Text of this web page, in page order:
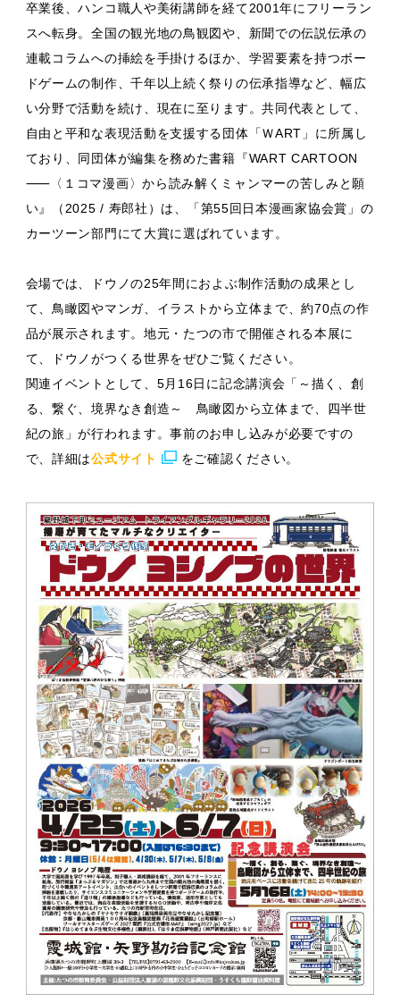
卒業後、ハンコ職人や美術講師を経て2001年にフリーラン
スへ転身。全国の観光地の鳥観図や、新聞での伝説伝承の
連載コラムへの挿絵を手掛けるほか、学習要素を持つボー
ドゲームの制作、千年以上続く祭りの伝承指導など、幅広
い分野で活動を続け、現在に至ります。共同代表として、
自由と平和な表現活動を支援する団体「ＷART」に所属し
ており、同団体が編集を務めた書籍『WART CARTOON
⸺〈１コマ漫画〉から読み解くミャンマーの苦しみと願
い』（2025 / 寿郎社）は、「第55回日本漫画家協会賞」の
カーツーン部門にて大賞に選ばれています。
会場では、ドウノの25年間におよぶ制作活動の成果とし
て、鳥瞰図やマンガ、イラストから立体まで、約70点の作
品が展示されます。地元・たつの市で開催される本展に
て、ドウノがつくる世界をぜひご覧ください。
関連イベントとして、5月16日に記念講演会「～描く、創
る、繋ぐ、境界なき創造～ 鳥瞰図から立体まで、四半世
紀の旅」が行われます。事前のお申し込みが必要ですの
で、詳細は公式サイト をご確認ください。